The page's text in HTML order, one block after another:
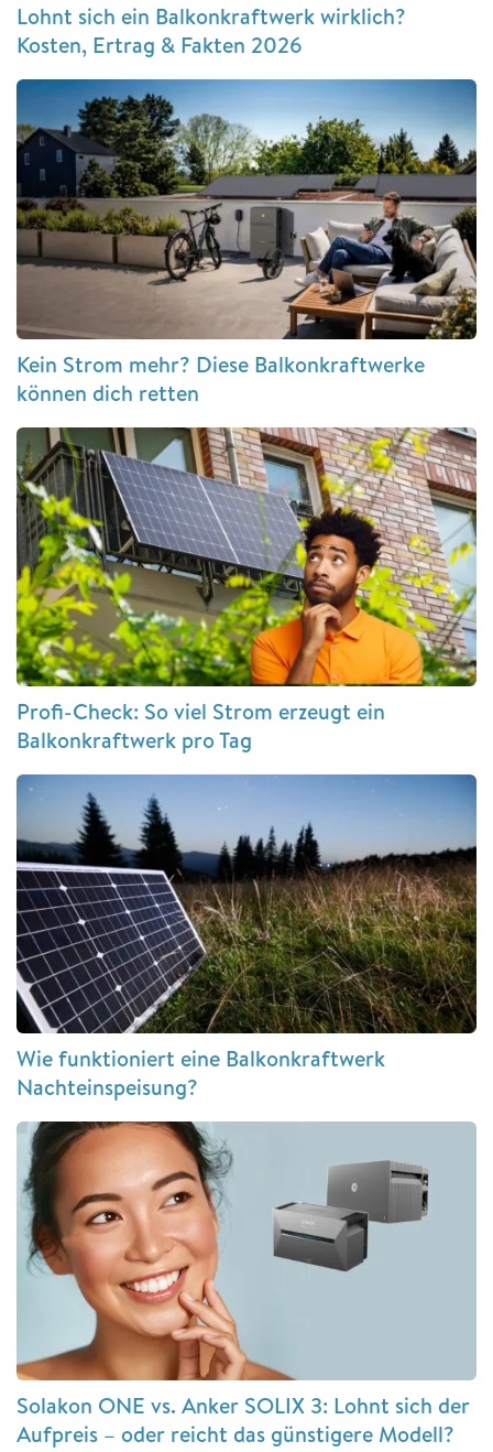
Lohnt sich ein Balkonkraftwerk wirklich?
Kosten, Ertrag & Fakten 2026
Kein Strom mehr? Diese Balkonkraftwerke
können dich retten
Profi-Check: So viel Strom erzeugt ein
Balkonkraftwerk pro Tag
Wie funktioniert eine Balkonkraftwerk
Nachteinspeisung?
Solakon ONE vs. Anker SOLIX 3: Lohnt sich der
Aufpreis – oder reicht das günstigere Modell?